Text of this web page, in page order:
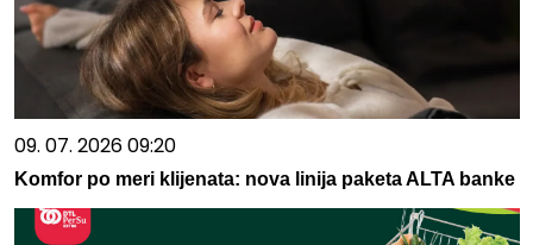
09. 07. 2026 09:20
Komfor po meri klijenata: nova linija paketa ALTA banke